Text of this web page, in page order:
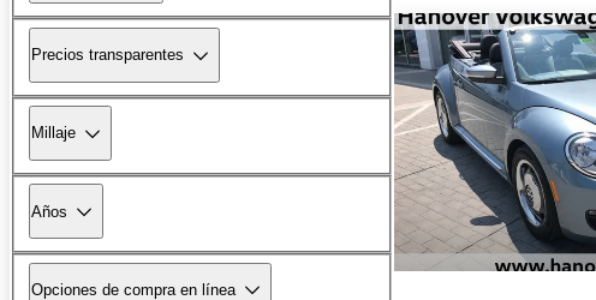
Precios transparentes
Millaje
Años
Opciones de compra en línea